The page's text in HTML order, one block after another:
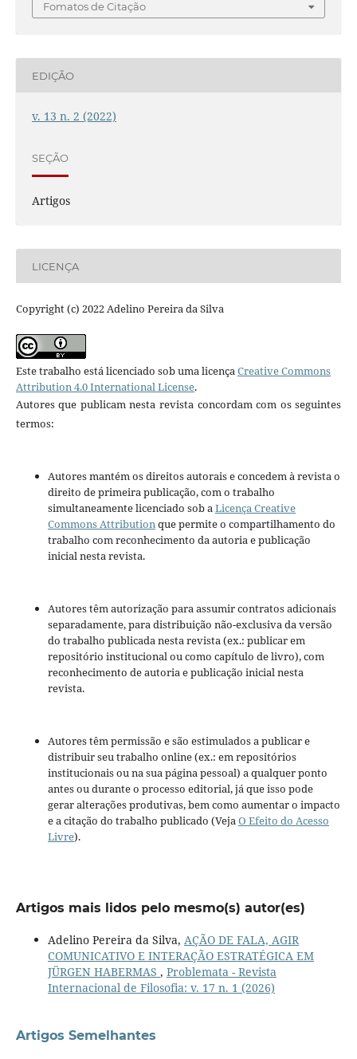
Fomatos de Citação
EDIÇÃO
v. 13 n. 2 (2022)
SEÇÃO
Artigos
LICENÇA
Copyright (c) 2022 Adelino Pereira da Silva
Este trabalho está licenciado sob uma licençaCreative Commons
Attribution 4.0 International License.
Autores que publicam nesta revista concordam com os seguintes
termos:
Autores mantém os direitos autorais e concedem à revista o
direito de primeira publicação, com o trabalho
simultaneamente licenciado sob aLicença Creative
Commons Attributionque permite o compartilhamento do
trabalho com reconhecimento da autoria e publicação
inicial nesta revista.
Autores têm autorização para assumir contratos adicionais
separadamente, para distribuição não-exclusiva da versão
do trabalho publicada nesta revista (ex.: publicar em
repositório institucional ou como capítulo de livro), com
reconhecimento de autoria e publicação inicial nesta
revista.
Autores têm permissão e são estimulados a publicar e
distribuir seu trabalho online (ex.: em repositórios
institucionais ou na sua página pessoal) a qualquer ponto
antes ou durante o processo editorial, já que isso pode
gerar alterações produtivas, bem como aumentar o impacto
e a citação do trabalho publicado (VejaO Efeito do Acesso
Livre).
Artigos mais lidos pelo mesmo(s) autor(es)
Adelino Pereira da Silva, AÇÃO DE FALA, AGIR
COMUNICATIVO E INTERAÇÃO ESTRATÉGICA EM
JÜRGEN HABERMAS , Problemata - Revista
Internacional de Filosofia: v. 17 n. 1 (2026)
Artigos Semelhantes